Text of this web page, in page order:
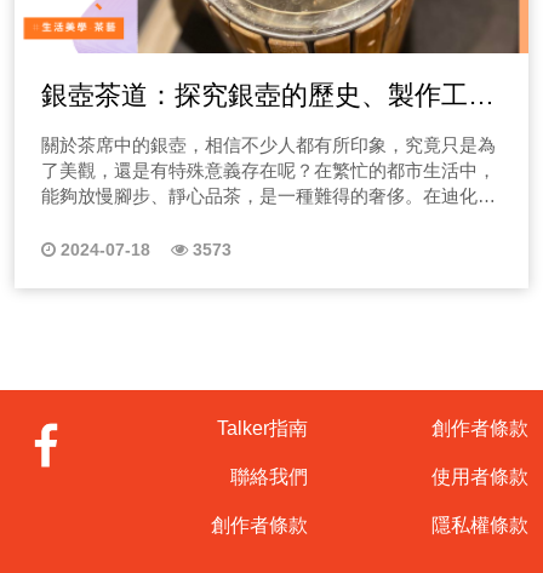
銀壺茶道：探究銀壺的歷史、製作工藝
與品茶魅力
關於茶席中的銀壺，相信不少人都有所印象，究竟只是為
了美觀，還是有特殊意義存在呢？在繁忙的都市生活中，
能夠放慢腳步、靜心品茶，是一種難得的奢侈。在迪化街
愛茶人士提供最佳的品茶體驗。今天，我想帶領大家深入
2024-07-18 3573
Talker指南
聯絡我們
創作者條款
創作者條款
使用者條款
隱私權條款